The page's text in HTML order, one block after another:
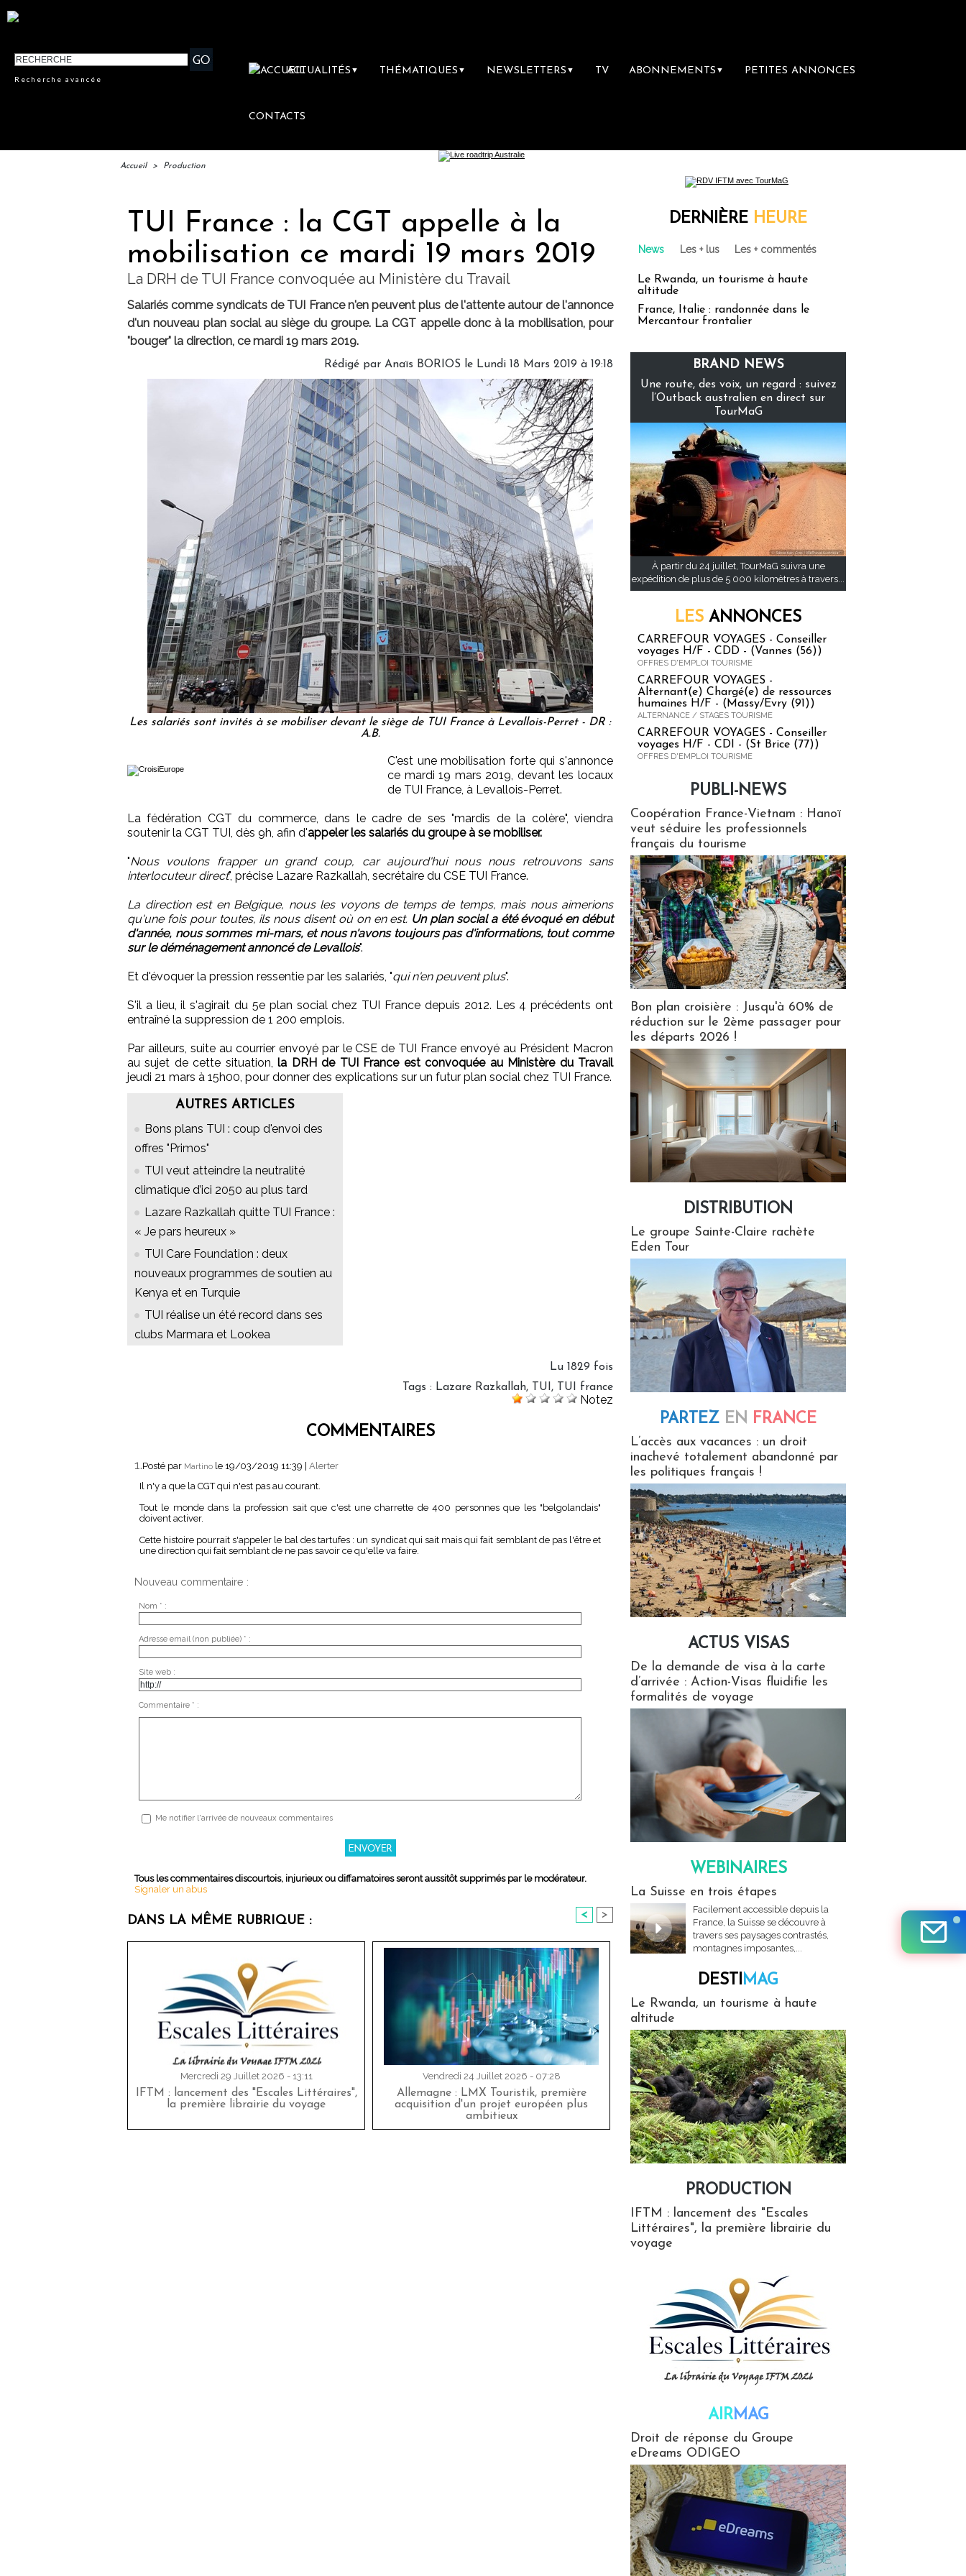
Recherche avancée
ACTUALITÉS ▼ THÉMATIQUES ▼ NEWSLETTERS ▼ TV ABONNEMENTS ▼ PETITES ANNONCES
CONTACTS
Accueil > Production
TUI France : la CGT appelle à la
mobilisation ce mardi 19 mars 2019
La DRH de TUI France convoquée au Ministère du Travail
Salariés comme syndicats de TUI France n'en peuvent plus de l'attente autour de l'annonce
d'un nouveau plan social au siège du groupe. La CGT appelle donc à la mobilisation, pour
"bouger" la direction, ce mardi 19 mars 2019.
Rédigé par Anaïs BORIOS le Lundi 18 Mars 2019 à 19:18
Les salariés sont invités à se mobiliser devant le siège de TUI France à Levallois-Perret - DR :
A.B.
C'est une mobilisation forte qui s'annonce
ce mardi 19 mars 2019, devant les locaux
de TUI France, à Levallois-Perret.
La fédération CGT du commerce, dans le cadre de ses "mardis de la colère", viendra
soutenir la CGT TUI, dès 9h, afin d'appeler les salariés du groupe à se mobiliser.
"Nous voulons frapper un grand coup, car aujourd'hui nous nous retrouvons sans
interlocuteur direct", précise Lazare Razkallah, secrétaire du CSE TUI France.
La direction est en Belgique, nous les voyons de temps de temps, mais nous aimerions
qu'une fois pour toutes, ils nous disent où on en est. Un plan social a été évoqué en début
d'année, nous sommes mi-mars, et nous n'avons toujours pas d'informations, tout comme
sur le déménagement annoncé de Levallois".
Et d'évoquer la pression ressentie par les salariés, "qui n'en peuvent plus".
S'il a lieu, il s'agirait du 5e plan social chez TUI France depuis 2012. Les 4 précédents ont
entraîné la suppression de 1 200 emplois.
Par ailleurs, suite au courrier envoyé par le CSE de TUI France envoyé au Président Macron
au sujet de cette situation,la DRH de TUI France est convoquée au Ministère du Travail
jeudi 21 mars à 15h00, pour donner des explications sur un futur plan social chez TUI France.
AUTRES ARTICLES
Bons plans TUI : coup d'envoi des
offres "Primos"
TUI veut atteindre la neutralité
climatique d’ici 2050 au plus tard
Lazare Razkallah quitte TUI France :
« Je pars heureux »
TUI Care Foundation : deux
nouveaux programmes de soutien au
Kenya et en Turquie
TUI réalise un été record dans ses
clubs Marmara et Lookea
Lu 1829 fois
Tags : Lazare Razkallah, TUI , TUI france
Notez
COMMENTAIRES
1.Posté par Martino le 19/03/2019 11:39
Alerter
Il n'y a que la CGT qui n'est pas au courant.
Tout le monde dans la profession sait que c'est une charrette de 400 personnes que les "belgolandais"
doivent activer.
Cette histoire pourrait s'appeler le bal des tartufes : un syndicat qui sait mais qui fait semblant de pas l'être et
une direction qui fait semblant de ne pas savoir ce qu'elle va faire.
Nouveau commentaire :
Nom * :
Adresse email (non publiée) * :
Site web :
Commentaire * :
Me notifier l'arrivée de nouveaux commentaires
Tous les commentaires discourtois, injurieux ou diffamatoires seront aussitôt supprimés par le modérateur.
Signaler un abus
DANS LA MÊME RUBRIQUE : < >
Mercredi 29 Juillet 2026 - 13:11
IFTM : lancement des "Escales Littéraires",
la première librairie du voyage
Vendredi 24 Juillet 2026 - 07:28
Allemagne : LMX Touristik, première
acquisition d'un projet européen plus
ambitieux
DERNIÈRE HEURE
News Les + lus Les + commentés
Le Rwanda, un tourisme à haute
altitude
France, Italie : randonnée dans le
Mercantour frontalier
BRAND NEWS
Une route, des voix, un regard : suivez
l’Outback australien en direct sur
TourMaG
À partir du 24 juillet, TourMaG suivra une
expédition de plus de 5 000 kilomètres à travers...
LES ANNONCES
CARREFOUR VOYAGES - Conseiller
voyages H/F - CDD - (Vannes (56))
OFFRES D'EMPLOI TOURISME
CARREFOUR VOYAGES -
Alternant(e) Chargé(e) de ressources
humaines H/F - (Massy/Evry (91))
ALTERNANCE / STAGES TOURISME
CARREFOUR VOYAGES - Conseiller
voyages H/F - CDI - (St Brice (77))
OFFRES D'EMPLOI TOURISME
PUBLI-NEWS
Coopération France-Vietnam : Hanoï
veut séduire les professionnels
français du tourisme
Bon plan croisière : Jusqu'à 60% de
réduction sur le 2ème passager pour
les départs 2026 !
DISTRIBUTION
Le groupe Sainte-Claire rachète
Eden Tour
PARTEZ EN FRANCE
L’accès aux vacances : un droit
inachevé totalement abandonné par
les politiques français !
ACTUS VISAS
De la demande de visa à la carte
d’arrivée : Action-Visas fluidifie les
formalités de voyage
WEBINAIRES
La Suisse en trois étapes
Facilement accessible depuis la
France, la Suisse se découvre à
travers ses paysages contrastés,
montagnes imposantes,...
DESTIMAG
Le Rwanda, un tourisme à haute
altitude
PRODUCTION
IFTM : lancement des "Escales
Littéraires", la première librairie du
voyage
AIRMAG
Droit de réponse du Groupe
eDreams ODIGEO